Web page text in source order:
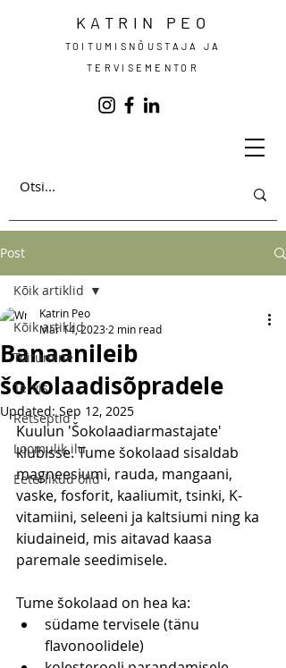
KATRIN PEO
TOITUMISNÕUSTAJA JA
TERVISEMENTOR
Post
Kõik artiklid
Toitumine
Tervis
Retseptid
Loomulik ilu
Eeterlikud õlid
Kõik artiklid
Banaanileib
šokolaadisõpradele
Katrin Peo
Mar 14, 2023 2 min read
Updated:Sep 12, 2025
Kuulun 'Šokolaadiarmastajate'
klubisse. Tume šokolaad sisaldab
magneesiumi, rauda, mangaani,
vaske, fosforit, kaaliumit, tsinki, K-
vitamiini, seleeni ja kaltsiumi ning ka
kiudaineid, mis aitavad kaasa
paremale seedimisele.
Tume šokolaad on hea ka:
südame tervisele (tänu
flavonoolidele)